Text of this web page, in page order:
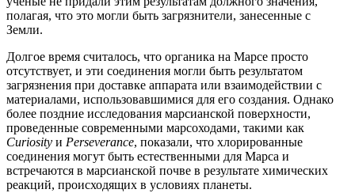
полагая, что это могли быть загрязнители, занесенные с
Земли.
Долгое время считалось, что органика на Марсе просто
отсутствует, и эти соединения могли быть результатом
загрязнения при доставке аппарата или взаимодействии с
материалами, использовавшимися для его создания. Однако
более поздние исследования марсианской поверхности,
проведенные современными марсоходами, такими как
Curiosity и Perseverance, показали, что хлорированные
соединения могут быть естественными для Марса и
встречаются в марсианской почве в результате химических
реакций, происходящих в условиях планеты.